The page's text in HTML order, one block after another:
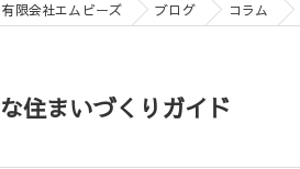
限会社エムビーズ ブログ コラム
住まいづくりガイド